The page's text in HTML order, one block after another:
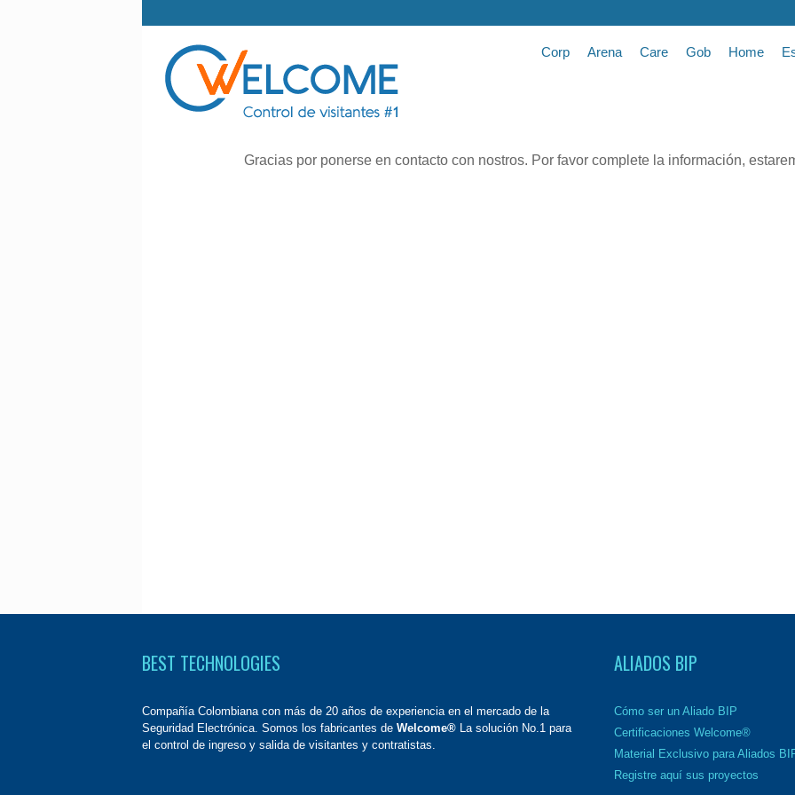
Corp Arena Care Gob Home
Gracias por ponerse en contacto con nostros. Por favor complete la información,
BEST TECHNOLOGIES
Compañía Colombiana con más de 20 años de experiencia en el mercado de la
Seguridad Electrónica. Somos los fabricantes de Welcome® La solución No.1 para
el control de ingreso y salida de visitantes y contratistas.
ALIADOS BIP
Cómo ser un Aliado BIP
Certificaciones Welcome®
Material Exclusivo para Aliados
Registre aquí sus proyectos